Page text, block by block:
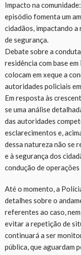
Impacto na
episódio fomenta um
cidadãos, impactando
de segurança.
Debate sobre a
residência com base
colocam em xeque a
autoridades policiais
Em resposta às
se uma análise
das autoridades
esclarecimentos e,
dessa natureza não se
e à segurança dos
condução de
Até o momento, a
detalhes sobre o
referentes ao caso,
evitar a repetição de
continuará a ser
pública, que aguardam